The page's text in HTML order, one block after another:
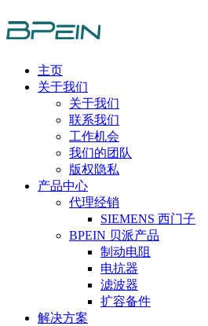
主页
关于我们
关于我们
联系我们
工作机会
我们的团队
版权隐私
产品中心
代理经销
SIEMENS 西门子
BPEIN 贝派产品
制动电阻
电抗器
滤波器
扩容备件
解决方案